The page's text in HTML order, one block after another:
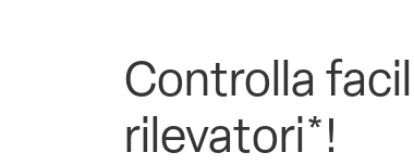
Controlla
rilevatori*!